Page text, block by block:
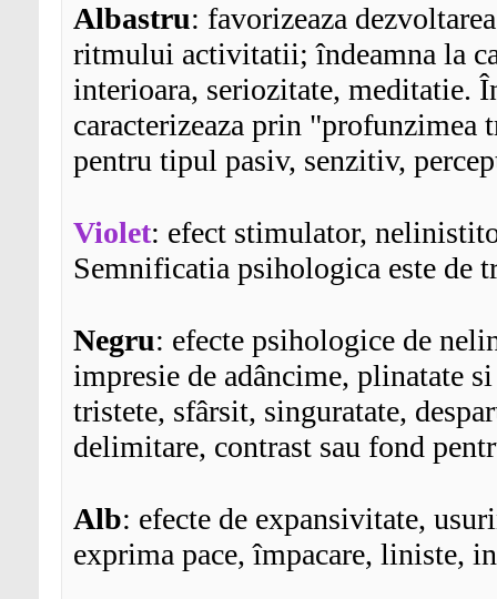
Albastru: favorizeaza
ritmului activitatii; îndeamna la
interioara, seriozitate, meditatie.
caracterizeaza prin
pentru tipul pasiv, senzitiv,
Violet: efect stimulator,
Semnificatia psihologica este de
Negru: efecte psihologice de
impresie de adâncime, plinatate
tristete, sfârsit, singuratate,
delimitare, contrast sau fond
Alb: efecte de expansivitate,
exprima pace, împacare, liniste,